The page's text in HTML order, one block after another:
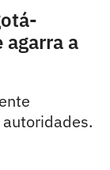
agarra a